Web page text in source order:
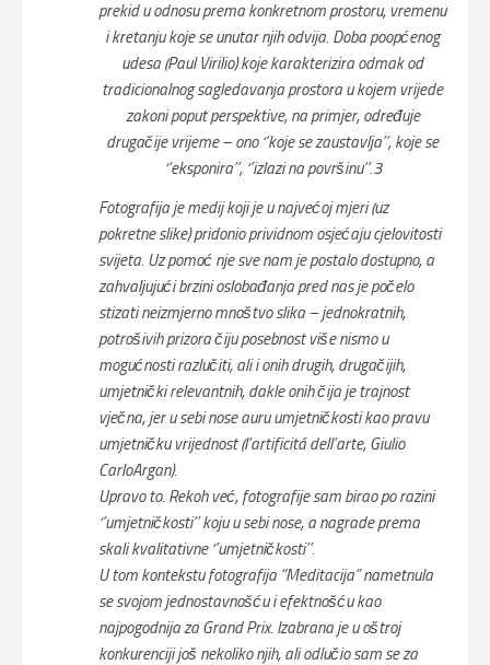
prekid u odnosu prema konkretnom prostoru, vremenu
i kretanju koje se unutar njih odvija. Doba poopćenog
udesa (Paul Virilio) koje karakterizira odmak od
tradicionalnog sagledavanja prostora u kojem vrijede
zakoni poput perspektive, na primjer, određuje
drugačije vrijeme – ono ‘’koje se zaustavlja’’, koje se
‘’eksponira’’, ‘’izlazi na površinu’’.3
Fotografija je medij koji je u najvećoj mjeri (uz
pokretne slike) pridonio prividnom osjećaju cjelovitosti
svijeta. Uz pomoć nje sve nam je postalo dostupno, a
zahvaljujući brzini oslobađanja pred nas je počelo
stizati neizmjerno mnoštvo slika – jednokratnih,
potrošivih prizora čiju posebnost više nismo u
mogućnosti razlučiti, ali i onih drugih, drugačijih,
umjetnički relevantnih, dakle onih čija je trajnost
vječna, jer u sebi nose auru umjetničkosti kao pravu
umjetničku vrijednost (l’artificitá dell’arte, Giulio
CarloArgan).
Upravo to. Rekoh već, fotografije sam birao po razini
‘’umjetničkosti’’ koju u sebi nose, a nagrade prema
skali kvalitativne ‘’umjetničkosti’’.
U tom kontekstu fotografija “Meditacija” nametnula
se svojom jednostavnošću i efektnošću kao
najpogodnija za Grand Prix. Izabrana je u oštroj
konkurenciji još nekoliko njih, ali odlučio sam se za